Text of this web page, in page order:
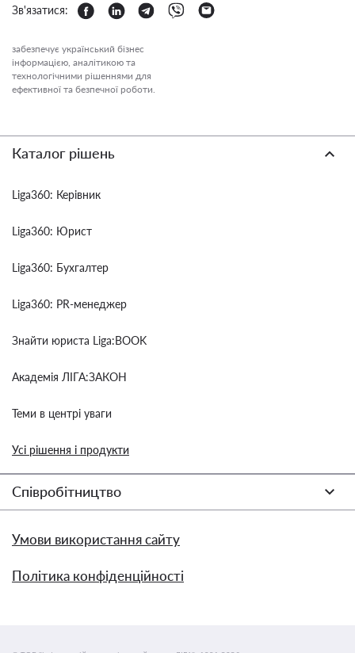
Зв'язатися:
забезпечує український бізнес
інформацією, аналітикою та
технологічними рішеннями для
ефективної та безпечної роботи.
Каталог рішень
Liga360: Керівник
Liga360: Юрист
Liga360: Бухгалтер
Liga360: PR-менеджер
Знайти юриста Liga:BOOK
Академія ЛІГА:ЗАКОН
Теми в центрі уваги
Усі рішення і продукти
Співробітництво
Умови використання сайту
Політика конфіденційності